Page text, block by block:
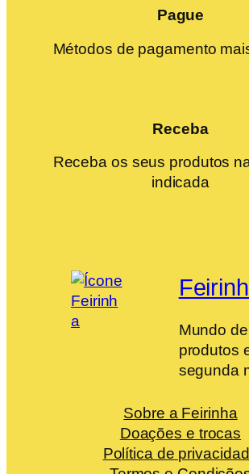
Pague
Métodos de pagamento
Receba
Receba os seus produtos
indicada
Mundo de
produtos
segunda
Sobre a Feirinha
Doações e trocas
Política de